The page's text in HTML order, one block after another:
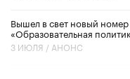
Вышел в свет новый
«Образовательная
3 ИЮЛЯ / АНОНС